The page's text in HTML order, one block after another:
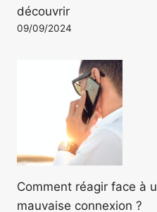
découvrir
09/09/2024
Comment réagir face à
mauvaise connexion ?